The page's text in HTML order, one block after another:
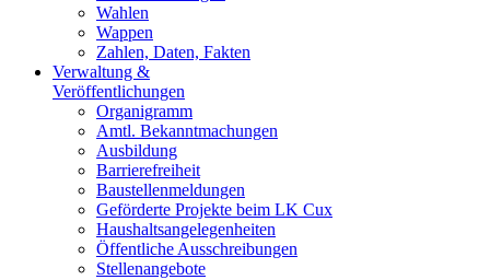
Wahlen
Wappen
Zahlen, Daten, Fakten
Verwaltung &
Veröffentlichungen
Organigramm
Amtl. Bekanntmachungen
Ausbildung
Barrierefreiheit
Baustellenmeldungen
Geförderte Projekte beim LK Cux
Haushaltsangelegenheiten
Öffentliche Ausschreibungen
Stellenangebote